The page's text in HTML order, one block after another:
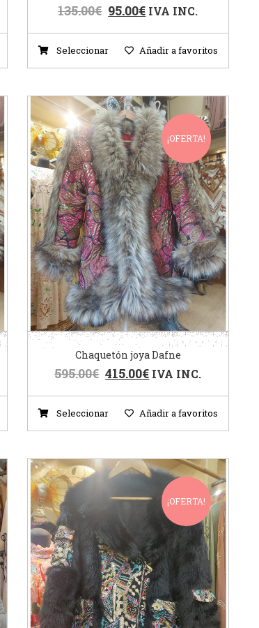
135.00€ 95.00€ IVA INC.
Seleccionar Añadir a favoritos
¡OFERTA!
Chaquetón joya Dafne
595.00€ 415.00€ IVA INC.
Seleccionar Añadir a favoritos
¡OFERTA!